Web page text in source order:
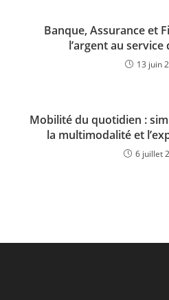
Banque, Assurance et
l’argent au service
13 juin
Mobilité du quotidien :
la multimodalité et
6 juillet